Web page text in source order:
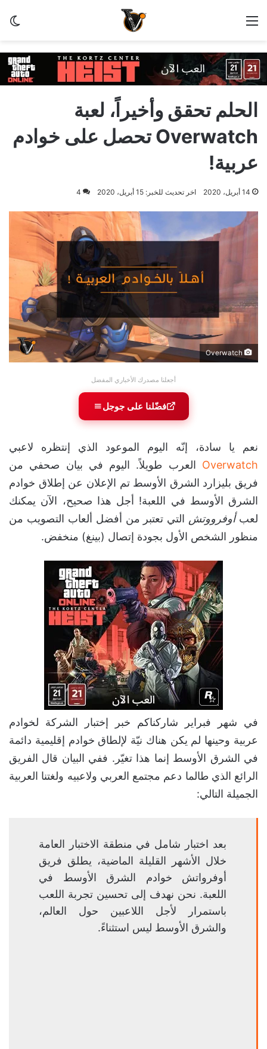
القائمة
الحلم تحقق وأخيراً، لعبة
Overwatch تحصل على خوادم
عربية!
14 أبريل، 2020 اخر تحديث للخبر: 15 أبريل، 2020 4
أجعلنا مصدرك الأخباري المفضل
فضّلنا على جوجل
نعم يا سادة، إنّه اليوم الموعود الذي إنتظره لاعبي
Overwatch العرب طويلاً. اليوم في بيان صحفي من
فريق بليزارد الشرق الأوسط تم الإعلان عن إطلاق خوادم
الشرق الأوسط في اللعبة! أجل هذا صحيح، الآن يمكنك
لعبأوفرووتش التي تعتبر من أفضل ألعاب التصويب من
منظور الشخص الأول بجودة إتصال (بينغ) منخفض.
في شهر فبراير شاركناكم خبر إختبار الشركة لخوادم
عربية وحينها لم يكن هناك نيّة لإلطاق خوادم إقليمية دائمة
في الشرق الأوسط إنما هذا تغيّر. ففي البيان قال الفريق
الرائع الذي طالما دعم مجتمع العربي ولاعبيه ولغتنا العربية
الجميلة التالي:
بعد اختبار شامل في منطقة الاختبار العامة
خلال الأشهر القليلة الماضية، يطلق فريق
أوفرواتش خوادم الشرق الأوسط في
اللعبة. نحن نهدف إلى تحسين تجربة اللعب
باستمرار لأجل اللاعبين حول العالم،
والشرق الأوسط ليس استثناءً.